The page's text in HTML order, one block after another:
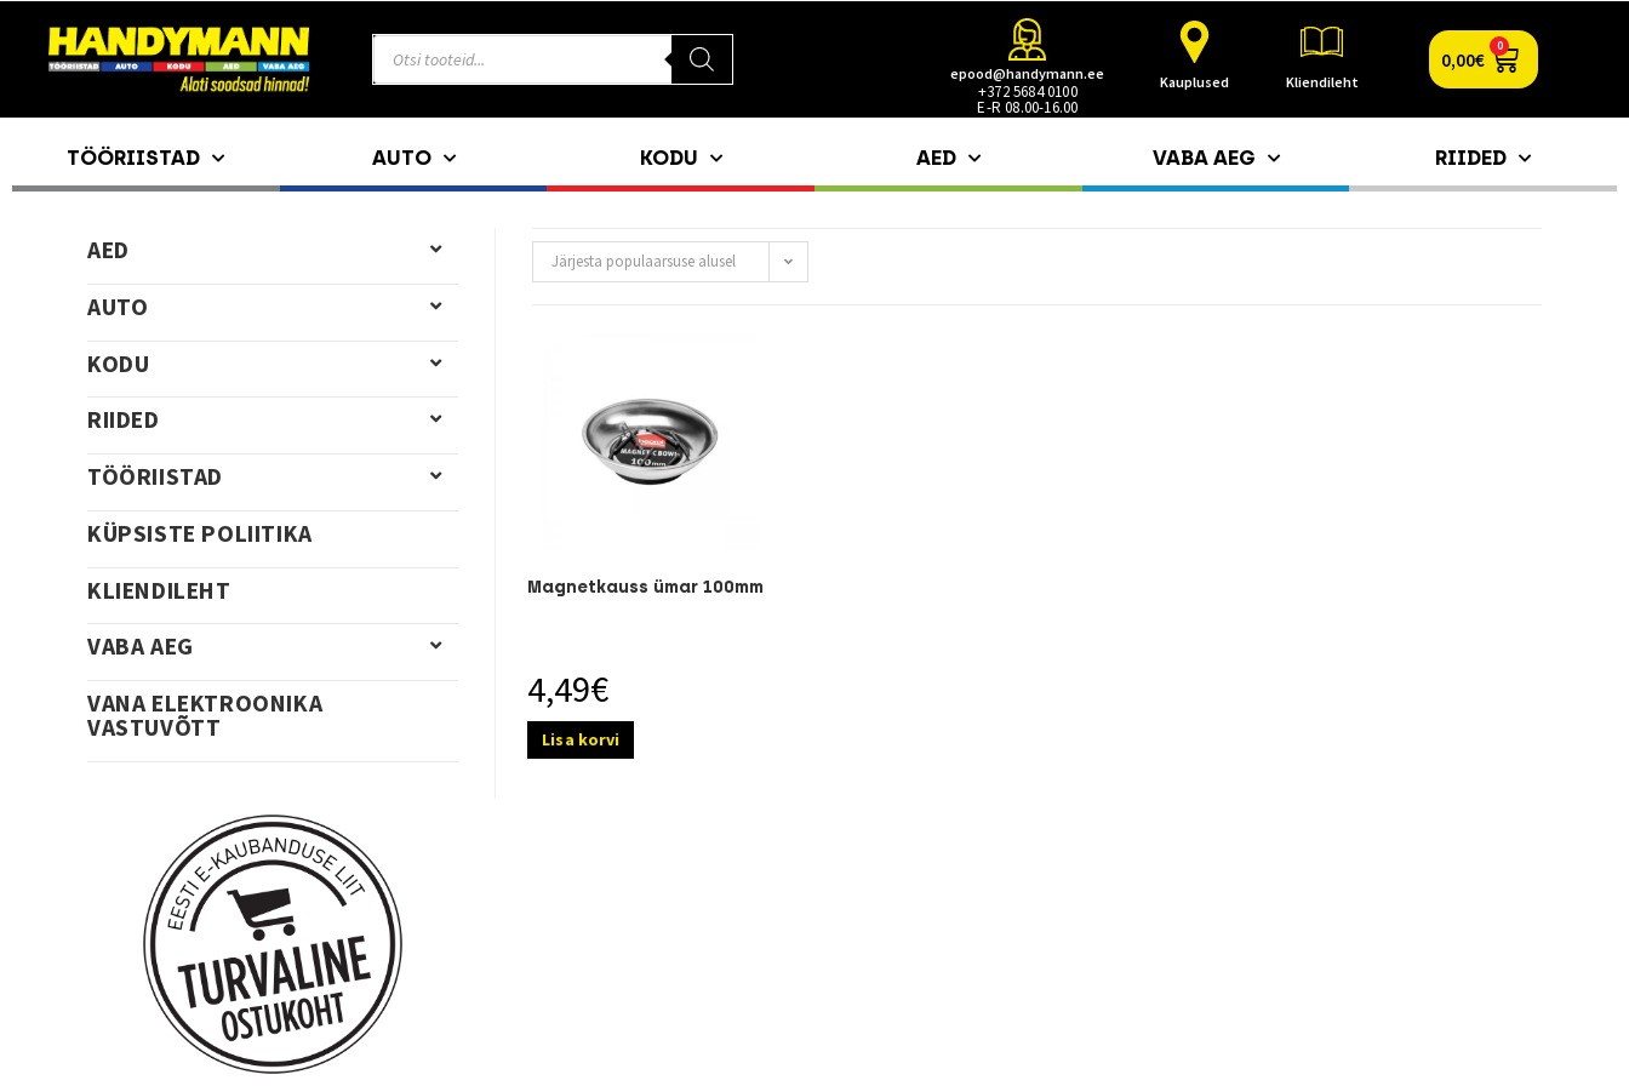
epood@handymann.ee
+372 5684 0100
E-R 08.00-16.00
Kauplused Kliendileht
0,00€
0
TÖÖRIISTAD AUTO KODU AED VABA AEG RIIDED
Järjesta populaarsuse alusel
Magnetkauss ümar 100mm
4,49€
Lisa korvi
AED
AUTO
KODU
RIIDED
TÖÖRIISTAD
KÜPSISTE POLIITIKA
KLIENDILEHT
VABA AEG
VANA ELEKTROONIKA
VASTUVÕTT